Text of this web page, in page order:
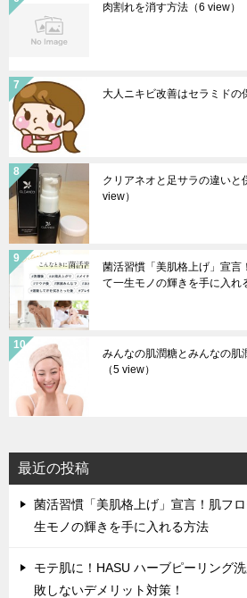
肉割れを消す方法 （6 view）
大人ニキビ改善はセラミドの
クリアネオと足サラの違いと
view）
菌活習慣「美肌格上げ」宣言
て一生モノの輝きを手に入れ
みんなの肌潤糖とみんなの肌
（5 view）
最近の投稿
菌活習慣「美肌格上げ」宣言！肌フ
生モノの輝きを手に入れる方法
モテ肌に！HASU ハーブピーリング
敗しないデメリット対策！